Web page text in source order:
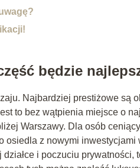
będzie
Najbardziej prestiżowe są
to bez wątpienia miejsce o
Warszawy. Dla osób
z nowymi inwestycjami
i poczuciu prywatności,